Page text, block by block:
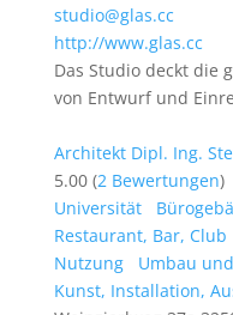
studio@glas.cc
http://www.glas.cc
Das Studio deckt die
von Entwurf und
Architekt Dipl. Ing.
5.00(2 Bewertungen)
Universität
Restaurant, Bar, Club
Nutzung
Umbau
Kunst, Installation,